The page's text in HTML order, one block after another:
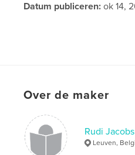
Datum publiceren: ok 14,
Over de maker
Rudi Jacobs
Leuven,